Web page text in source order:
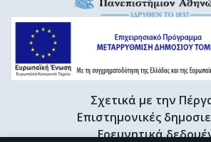
Σχετικά με την
Επιστημονικές
Ερευνητικά